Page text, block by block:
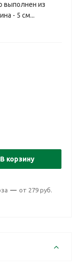
выполнен из
- 5 см...
В корзину
— от 279 руб.